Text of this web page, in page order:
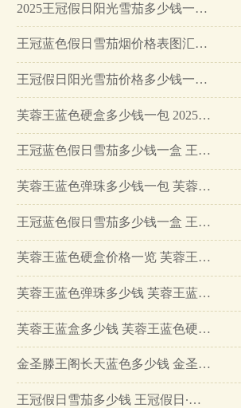
2025王冠假日阳光雪茄多少钱一包…
王冠蓝色假日雪茄烟价格表图汇总…
王冠假日阳光雪茄价格多少钱一包…
芙蓉王蓝色硬盒多少钱一包 2025芙蓉王烟蓝色硬盒价格…
王冠蓝色假日雪茄多少钱一盒 王冠雪茄蓝色一盒价格…
芙蓉王蓝色弹珠多少钱一包 芙蓉王蓝色弹珠价格一览表…
王冠蓝色假日雪茄多少钱一盒 王冠蓝色假日雪茄怎么样…
芙蓉王蓝色硬盒价格一览 芙蓉王蓝盒多少钱一包…
芙蓉王蓝色弹珠多少钱 芙蓉王蓝色弹珠价格表查询…
芙蓉王蓝盒多少钱 芙蓉王蓝色硬盒价格详情…
金圣滕王阁长天蓝色多少钱 金圣滕王阁长天蓝色包装怎么样…
王冠假日雪茄多少钱 王冠假日∙黄金海岸价格图片一览…